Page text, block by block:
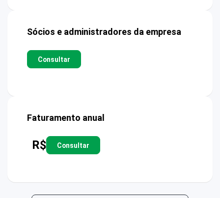
Sócios e administradores da empresa
Consultar
Faturamento anual
R$ Consultar